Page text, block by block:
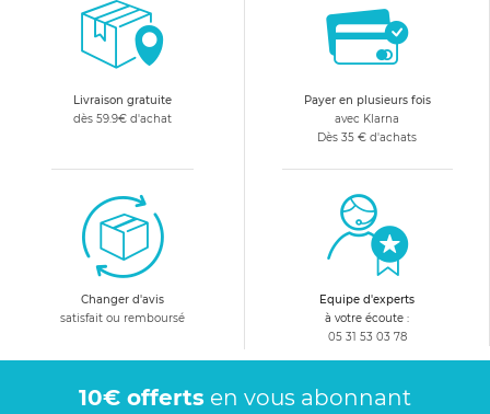
Livraison gratuite
dès 59.9€ d'achat
Payer en plusieurs fois
avec Klarna
Dès 35 € d'achats
Changer d'avis
satisfait ou remboursé
Equipe d'experts
à votre écoute :
05 31 53 03 78
10€ offerts en vous abonnant